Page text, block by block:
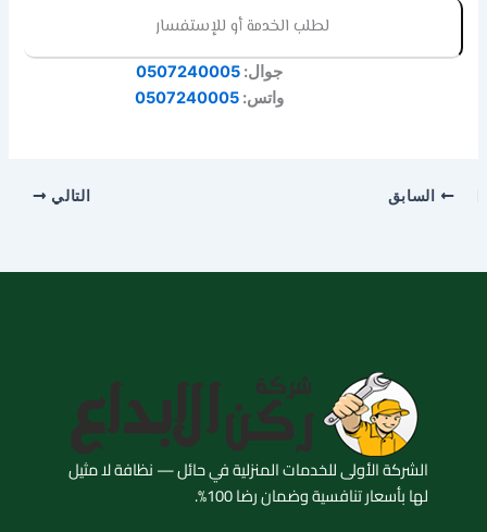
لطلب الخدمة أو للإستفسار
جوال:0507240005
واتس:0507240005
السابق التالي
الشركة الأولى للخدمات المنزلية في حائل — نظافة لا مثيل
لها بأسعار تنافسية وضمان رضا 100%.